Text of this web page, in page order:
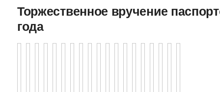
Торжественное вручение
года